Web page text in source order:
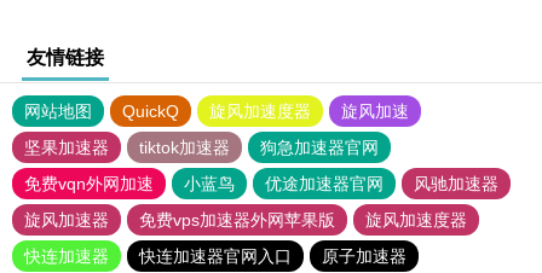
友情链接
网站地图 QuickQ 旋风加速度器
旋风加速
坚果加速器
tiktok加速器
狗急加速器官网
免费vqn外网加速
小蓝鸟 优途加速器官网
风驰加速器
旋风加速器
免费vps加速器外网苹果版
旋风加速度器
快连加速器
快连加速器官网入口
原子加速器